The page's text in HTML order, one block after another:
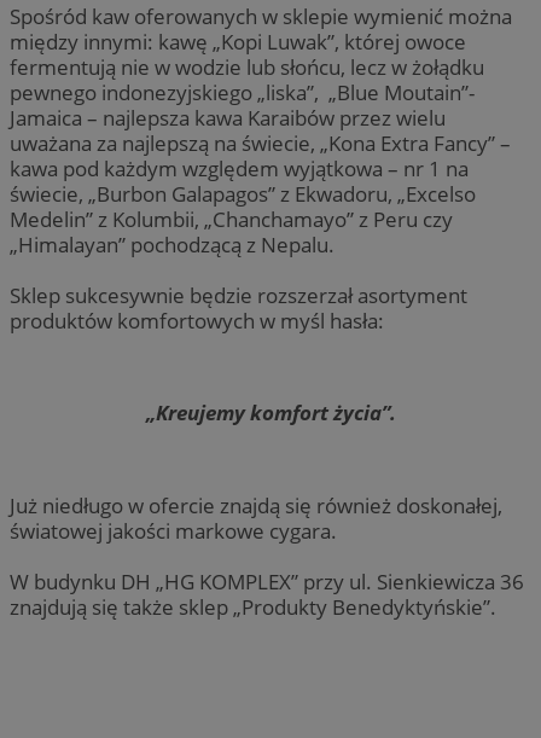
Spośród kaw oferowanych w sklepie wymienić można
między innymi: kawę „Kopi Luwak”, której owoce
fermentują nie w wodzie lub słońcu, lecz w żołądku
pewnego indonezyjskiego „liska”, „Blue Moutain”-
Jamaica – najlepsza kawa Karaibów przez wielu
uważana za najlepszą na świecie, „Kona Extra Fancy” –
kawa pod każdym względem wyjątkowa – nr 1 na
świecie, „Burbon Galapagos” z Ekwadoru, „Excelso
Medelin” z Kolumbii, „Chanchamayo” z Peru czy
„Himalayan” pochodzącą z Nepalu.
Sklep sukcesywnie będzie rozszerzał asortyment
produktów komfortowych w myśl hasła:
„Kreujemy komfort życia”.
Już niedługo w ofercie znajdą się również doskonałej,
światowej jakości markowe cygara.
W budynku DH „HG KOMPLEX” przy ul. Sienkiewicza 36
znajdują się także sklep „Produkty Benedyktyńskie”.